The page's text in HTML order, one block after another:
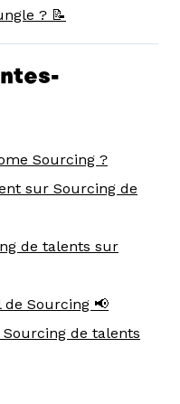
? 📝
Sourcing ?
sur Sourcing de
de talents sur
Sourcing 📢
de talents